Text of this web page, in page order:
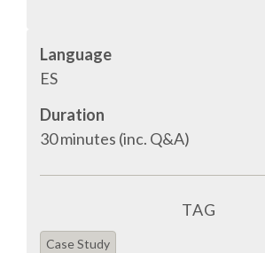
SPONSOR EUROPYTHON
SPONSOR PACKAGES
INFORMATION FOR SPONSORS
Language
ES
Duration
30 minutes (inc. Q&A)
TAG
Case Study